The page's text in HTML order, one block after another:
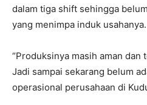
dalam tiga shift sehingga
yang menimpa induk usahanya.
“Produksinya masih aman dan
Jadi sampai sekarang belum
operasional perusahaan di